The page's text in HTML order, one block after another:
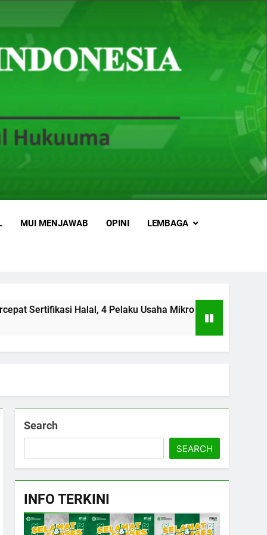
MUI MENJAWAB OPINI LEMBAGA
Halal, 4 Pelaku Usaha Mikro Lulus Sidang Fatwa
Search
SEARCH
INFO TERKINI